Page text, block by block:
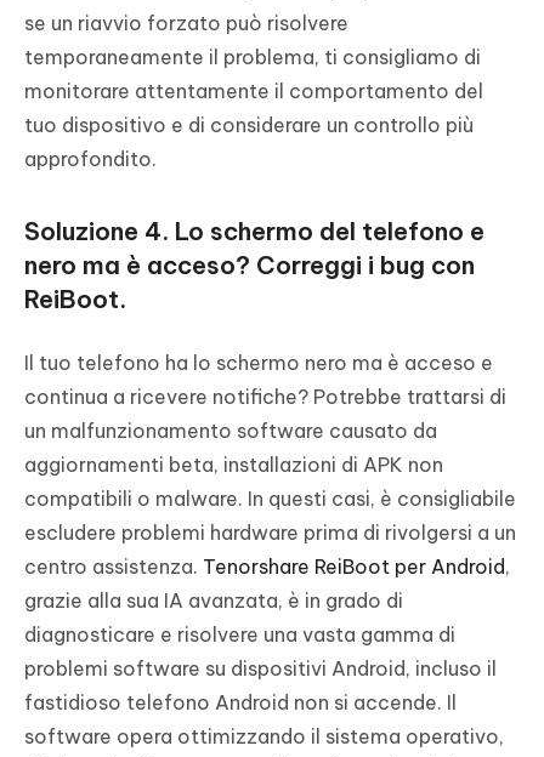
se un riavvio forzato può risolvere
temporaneamente il problema, ti consigliamo di
monitorare attentamente il comportamento del
tuo dispositivo e di considerare un controllo più
approfondito.
Soluzione 4. Lo schermo del telefono e
nero ma è acceso? Correggi i bug con
ReiBoot.
Il tuo telefono ha lo schermo nero ma è acceso e
continua a ricevere notifiche? Potrebbe trattarsi di
un malfunzionamento software causato da
aggiornamenti beta, installazioni di APK non
compatibili o malware. In questi casi, è consigliabile
escludere problemi hardware prima di rivolgersi a un
centro assistenza. Tenorshare ReiBoot per Android,
grazie alla sua IA avanzata, è in grado di
diagnosticare e risolvere una vasta gamma di
problemi software su dispositivi Android, incluso il
fastidioso telefono Android non si accende. Il
software opera ottimizzando il sistema operativo,